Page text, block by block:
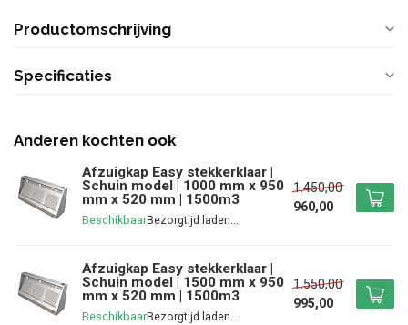
Productomschrijving
Specificaties
Anderen kochten ook
Afzuigkap Easy stekkerklaar |
Schuin model | 1000 mm x 950
mm x 520 mm | 1500m3
Beschikbaar
1.450,00
960,00
Afzuigkap Easy stekkerklaar |
Schuin model | 1500 mm x 950
mm x 520 mm | 1500m3
Beschikbaar
1.550,00
995,00